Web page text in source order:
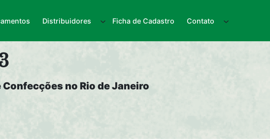
Distribuidores Ficha de Cadastro Contato
Confecções no Rio de Janeiro